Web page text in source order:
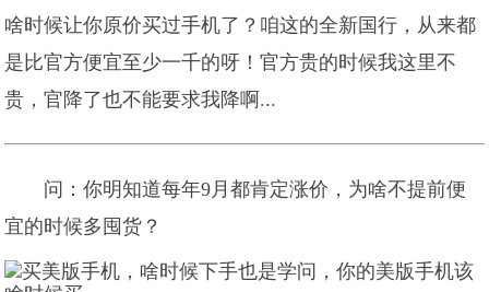
啥时候让你原价买过手机了？咱这的全新国行，从来都
是比官方便宜至少一千的呀！官方贵的时候我这里不
贵，官降了也不能要求我降啊...
问：你明知道每年9月都肯定涨价，为啥不提前便
宜的时候多囤货？